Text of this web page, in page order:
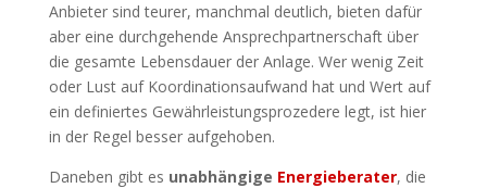
Anbieter sind teurer, manchmal deutlich, bieten dafür
aber eine durchgehende Ansprechpartnerschaft über
die gesamte Lebensdauer der Anlage. Wer wenig Zeit
oder Lust auf Koordinationsaufwand hat und Wert auf
ein definiertes Gewährleistungsprozedere legt, ist hier
in der Regel besser aufgehoben.
Daneben gibt es unabhängige Energieberater, die